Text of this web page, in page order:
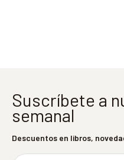
Suscríbete a
semanal
Descuentos en libros,